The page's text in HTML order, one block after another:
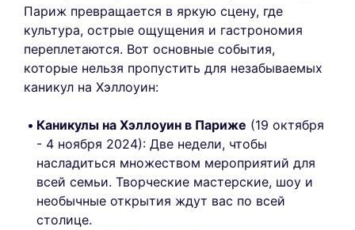
Париж превращается в яркую сцену, где
культура, острые ощущения и гастрономия
переплетаются. Вот основные события,
которые нельзя пропустить для незабываемых
каникул на Хэллоуин:
Каникулы на Хэллоуин в Париже (19 октября
- 4 ноября 2024): Две недели, чтобы
насладиться множеством мероприятий для
всей семьи. Творческие мастерские, шоу и
необычные открытия ждут вас по всей
столице.